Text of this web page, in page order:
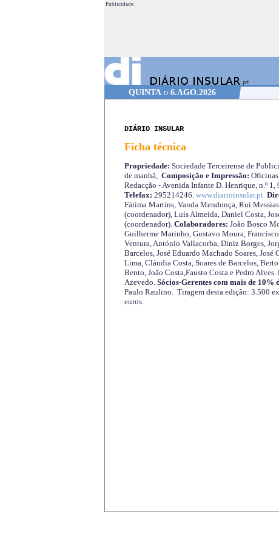
Publicidade.
QUINTA o 6.AGO.2026
DIÁRIO INSULAR
Ficha técnica
Propriedade: Sociedade Terceirense de
de manhã, Composição e Impressão:
Redacção - Avenida Infante D. Henrique, n.º
Telefax: 295214246. www.diarioinsular.pt
Fátima Martins, Vanda Mendonça, Rui
(coordenador), Luís Almeida, Daniel Costa,
(coordenador). Colaboradores: João Bosco
Guilherme Marinho, Gustavo Moura,
Ventura, António Vallacorba, Diniz Borges,
Barcelos, José Eduardo Machado Soares,
Lima, Cláudia Costa, Soares de Barcelos,
Bento, João Costa,Fausto Costa e Pedro Alves.
Azevedo. Sócios-Gerentes com mais de 10%
Paulo Raulino. Tiragem desta edição: 3.500
euros.